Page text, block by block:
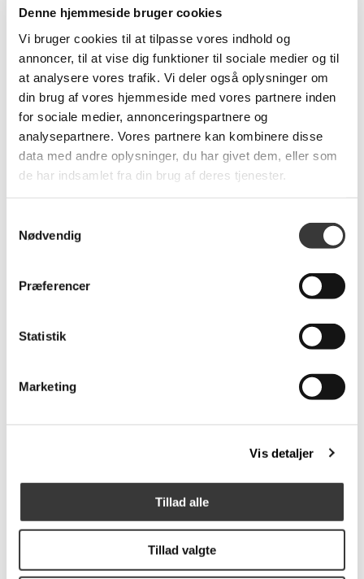
Denne hjemmeside bruger cookies
Vi bruger cookies til at tilpasse vores indhold og
annoncer, til at vise dig funktioner til sociale medier og til
at analysere vores trafik. Vi deler også oplysninger om
din brug af vores hjemmeside med vores partnere inden
for sociale medier, annonceringspartnere og
analysepartnere. Vores partnere kan kombinere disse
data med andre oplysninger, du har givet dem, eller som
de har indsamlet fra din brug af deres tjenester.
Nødvendig
Præferencer
Statistik
Marketing
Vis detaljer
Tillad alle
Tillad valgte
Længde:
Bredde:
Levering: 1-3 dage
Brands:Biederlack
Relaterede produkter
Twin Check Plaid Iceland Horizon Plaid